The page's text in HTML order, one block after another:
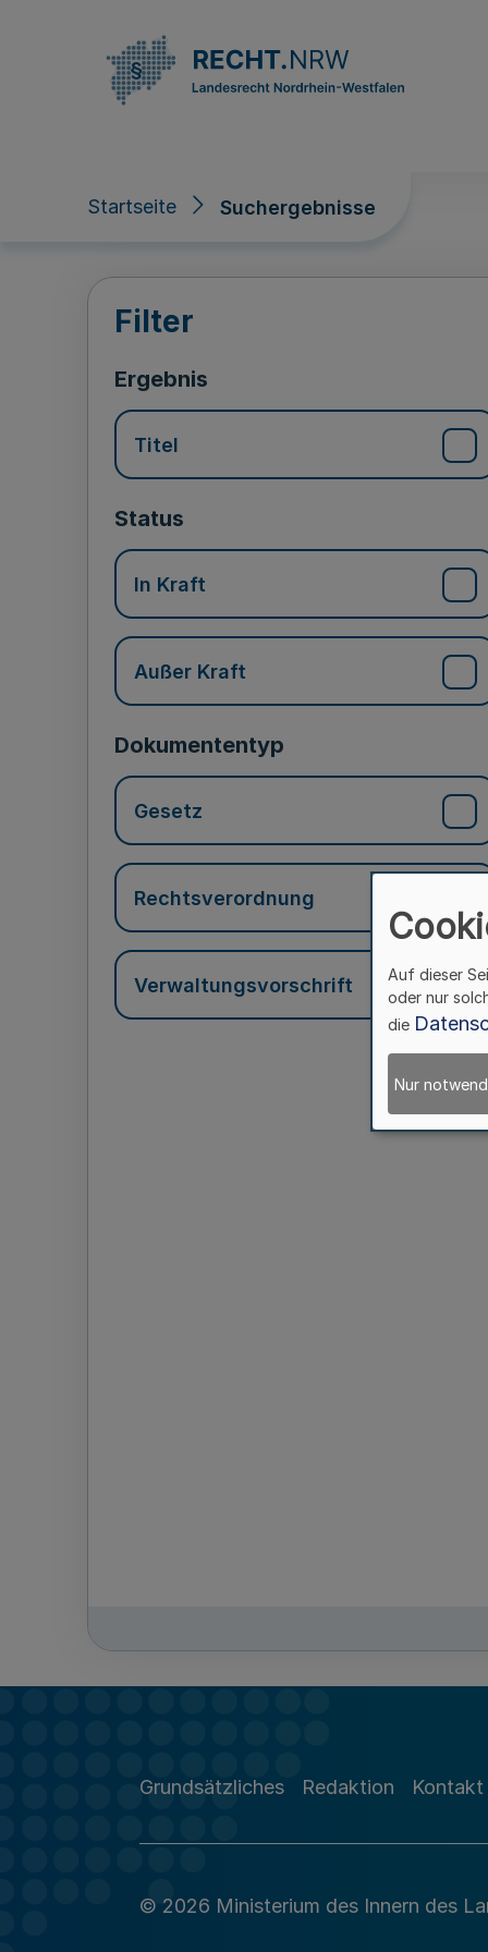
Startseite Suchergebnisse
Suchergebnisse
Filter
Ergebnis
Titel
Status
In Kraft
Außer Kraft
Dokumententyp
Gesetz
Rechtsverordnung
Verwaltungsvorschrift
Grundsätzliches Redaktion Kontakt
© 2026 Ministerium des Innern des
Auf dieser
oder nur
die
Nur